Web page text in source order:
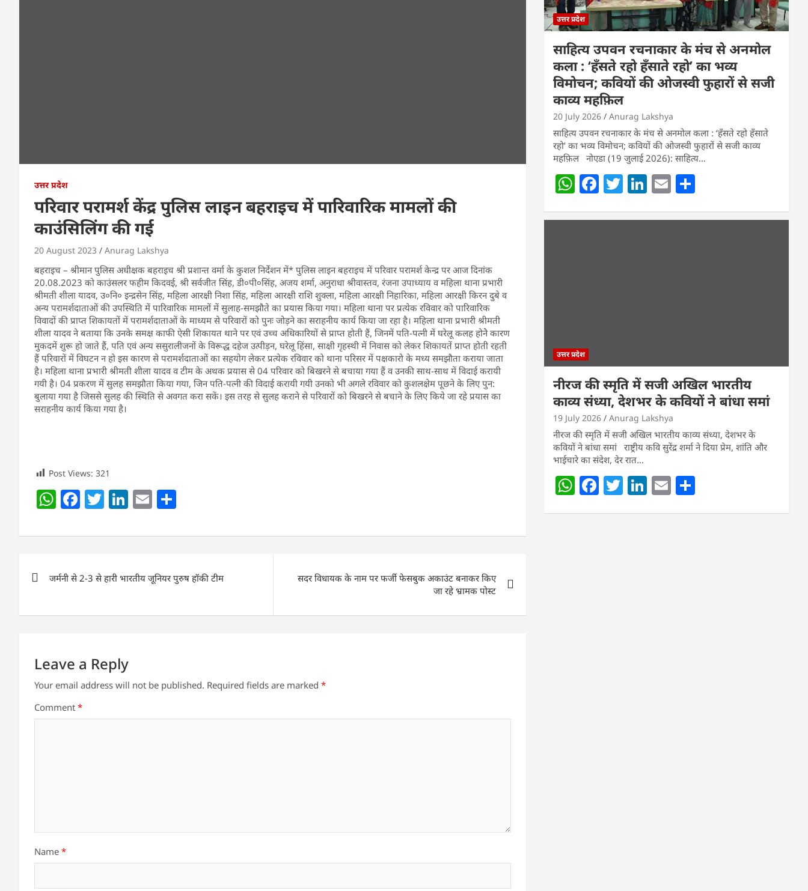
उत्तर प्रदेश
परिवार परामर्श केंद्र पुलिस लाइन बहराइच में पारिवारिक मामलों की
काउंसिलिंग की गई
20 August 2023 Anurag Lakshya
बहराइच – श्रीमान पुलिस अधीक्षक बहराइच श्री प्रशान्त वर्मा के कुशल निर्देशन में* पुलिस लाइन बहराइच में परिवार परामर्श केन्द्र पर आज दिनांक
20.08.2023 को काउंसलर फहीम किदवई, श्री सर्वजीत सिंह, डी०पी०सिंह, अजय शर्मा, अनुराधा श्रीवास्तव, रंजना उपाध्याय व महिला थाना प्रभारी
श्रीमती शीला यादव, उ०नि० इन्द्रसेन सिंह, महिला आरक्षी निशा सिंह, महिला आरक्षी राशि शुक्ला, महिला आरक्षी निहारिका, महिला आरक्षी किरन दुबे व
अन्य परामर्शदाताओं की उपस्थिति में पारिवारिक मामलों में सुलाह-समझौते का प्रयास किया गया। महिला थाना पर प्रत्येक रविवार को पारिवारिक
विवादों की प्राप्त शिकायतों में परामर्शदाताओं के माध्यम से परिवारों को पुनः जोड़ने का सराहनीय कार्य किया जा रहा है। महिला थाना प्रभारी श्रीमती
शीला यादव ने बताया कि उनके समक्ष काफी ऐसी शिकायत थाने पर एवं उच्च अधिकारियों से प्राप्त होती हैं, जिनमें पति-पत्नी में घरेलू कलह होनेे कारण
मुकदमें शुरू हो जाते हैं, पति एवं अन्य ससुरालीजनों के विरूद्ध दहेज उत्पीड़न, घरेलू हिंसा, साक्षी गृहस्थी में निवास को लेकर शिकायतें प्राप्त होती रहती
हैं परिवारों में विघटन न हो इस कारण से परामर्शदाताओं का सहयोग लेकर प्रत्येक रविवार को थाना परिसर में पक्षकारो के मध्य समझौता कराया जाता
है। महिला थाना प्रभारी श्रीमती शीला यादव व टीम के अथक प्रयास से 04 परिवार को बिखरने से बचाया गया हैं व उनकी साथ-साथ में विदाई करायी
गयी है। 04 प्रकरण में सुलह समझौता किया गया, जिन पति-पत्नी की विदाई करायी गयी उनको भी अगले रविवार को कुशलक्षेम पूछने के लिए पुन:
बुलाया गया है जिससे सुलह की स्थिति से अवगत करा सकें। इस तरह से सुलह कराने से परिवारों को बिखरने से बचाने के लिए किये जा रहे प्रयास का
सराहनीय कार्य किया गया है।
Post Views: 321
W
at
A
p
F
c
b
o
T
itt
Li
k
dI
E
ai ar
navigation
जर्मनी से 2-3 से हारी भारतीय जूनियर पुरुष हॉकी टीम
सदर विधायक के नाम पर फर्जी फेसबुक अकाउंट बनाकर किए
जा रहे भ्रामक पोस्ट
Leave a Reply
Your email address will not be published. Required fields are marked *
Comment *
Name *
उत्तर प्रदेश
साहित्य उपवन रचनाकार के मंच से अनमोल
कला : ‘हॅंसते रहो हॅंसाते रहो’ का भव्य
विमोचन; कवियों की ओजस्वी फुहारों से सजी
काव्य महफ़िल
20 July 2026 Anurag Lakshya
साहित्य उपवन रचनाकार के मंच से अनमोल कला : ‘हॅंसते रहो हॅंसाते
रहो’ का भव्य विमोचन; कवियों की ओजस्वी फुहारों से सजी काव्य
महफ़िल नोएडा (19 जुलाई 2026): साहित्य…
W
h
at
F
a
c
T
w
itt
Li
n
k
E
m
ai ar
उत्तर प्रदेश
नीरज की स्मृति में सजी अखिल भारतीय
काव्य संध्या, देशभर के कवियों ने बांधा समां
19 July 2026 Anurag Lakshya
नीरज की स्मृति में सजी अखिल भारतीय काव्य संध्या, देशभर के
कवियों ने बांधा समां राष्ट्रीय कवि सुरेंद्र शर्मा ने दिया प्रेम, शांति और
भाईचारे का संदेश, देर रात…
W
h
F
a
T
w
Li
n
E
m